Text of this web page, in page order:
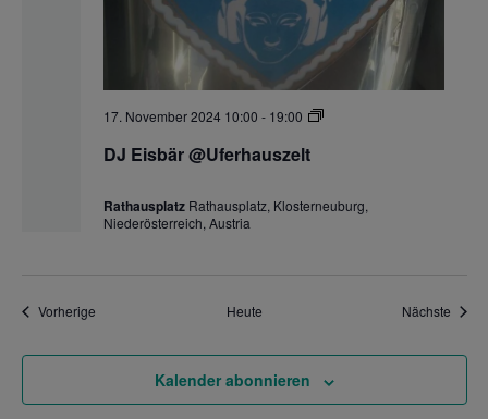
DJ Eisbär @Uferhauszelt
17. November 2024 10:00 - 19:00
DJ
Rathausplatz Rathausplatz, Klosterneuburg,
Niederösterreich, Austria
VorherigeVeranstaltungen Heute Nächste
Kalender abonnieren